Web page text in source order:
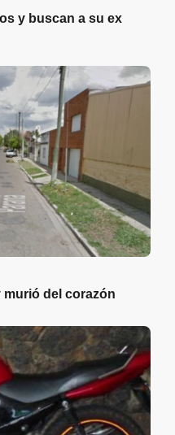
y buscan a su ex
del corazón